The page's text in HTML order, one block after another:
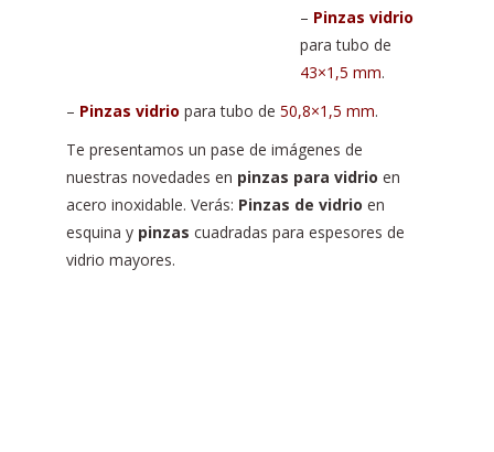
– Pinzas vidrio
para tubo de
43×1,5 mm.
– Pinzas vidrio para tubo de 50,8×1,5 mm.
Te presentamos un pase de imágenes de
nuestras novedades en pinzas para vidrio en
acero inoxidable. Verás: Pinzas de vidrio en
esquina y pinzas cuadradas para espesores de
vidrio mayores.